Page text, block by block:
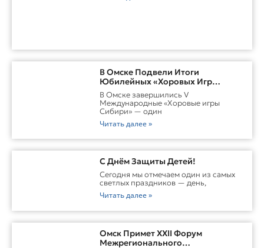
В Омске Подвели Итоги
Юбилейных «Хоровых Игр
Сибири»
В Омске завершились V
Международные «Хоровые игры
Сибири» — один
Читать далее »
С Днём Защиты Детей!
Сегодня мы отмечаем один из самых
светлых праздников — день,
Читать далее »
Омск Примет XXII Форум
Межрегионального